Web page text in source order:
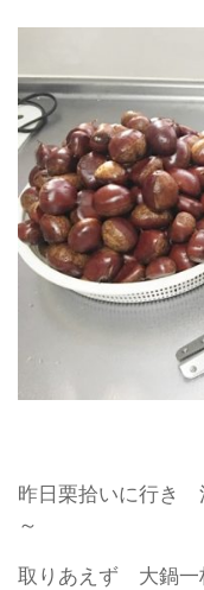
昨日栗拾いに行き
～
取りあえず 大鍋一